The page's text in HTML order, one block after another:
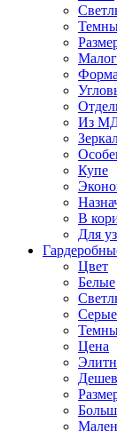
Форма
Из
Купе
В
Для
Цвет
Белые
Серые
Цена